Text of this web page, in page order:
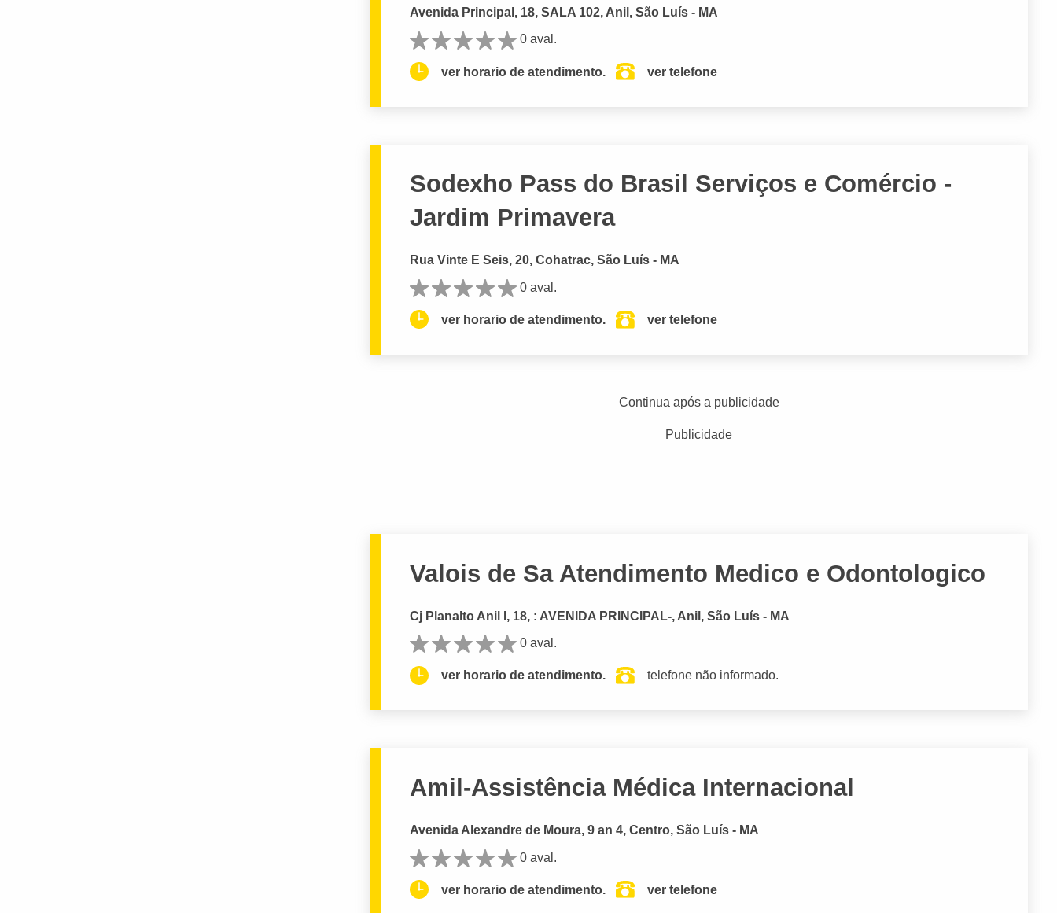
Avenida Principal, 18, SALA 102, Anil, São Luís - MA
0 aval.
ver horario de atendimento. ver telefone
Sodexho Pass do Brasil Serviços e Comércio -
Jardim Primavera
Rua Vinte E Seis, 20, Cohatrac, São Luís - MA
0 aval.
ver horario de atendimento. ver telefone
Continua após a publicidade
Publicidade
Valois de Sa Atendimento Medico e Odontologico
Cj Planalto Anil I, 18, : AVENIDA PRINCIPAL-, Anil, São Luís - MA
0 aval.
ver horario de atendimento. telefone não informado.
Amil-Assistência Médica Internacional
Avenida Alexandre de Moura, 9 an 4, Centro, São Luís - MA
0 aval.
ver horario de atendimento. ver telefone